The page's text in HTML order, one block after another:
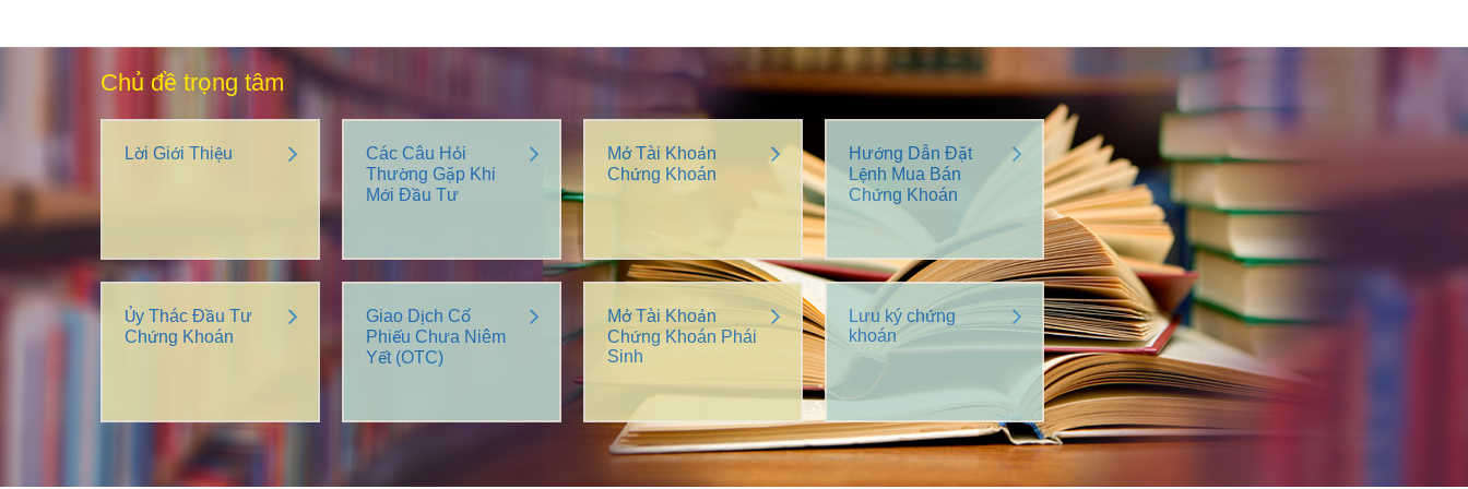
Chủ đề trọng tâm
Lời Giới Thiệu
Các Câu Hỏi
Thường Gặp Khi
Mới Đầu Tư
Mở Tài Khoản
Chứng Khoán
Hướng Dẫn Đặt
Lệnh Mua Bán
Chứng Khoán
Ủy Thác Đầu Tư
Chứng Khoán
Giao Dịch Cổ
Phiếu Chưa Niêm
Yết (OTC)
Mở Tài Khoản
Chứng Khoán Phái
Sinh
Lưu ký chứng
khoán